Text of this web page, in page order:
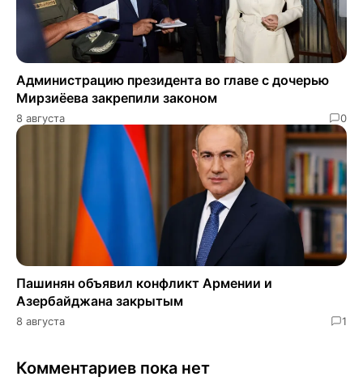
Администрацию президента во главе с дочерью
Мирзиёева закрепили законом
8 августа 0
Пашинян объявил конфликт Армении и
Азербайджана закрытым
8 августа 1
Комментариев пока нет